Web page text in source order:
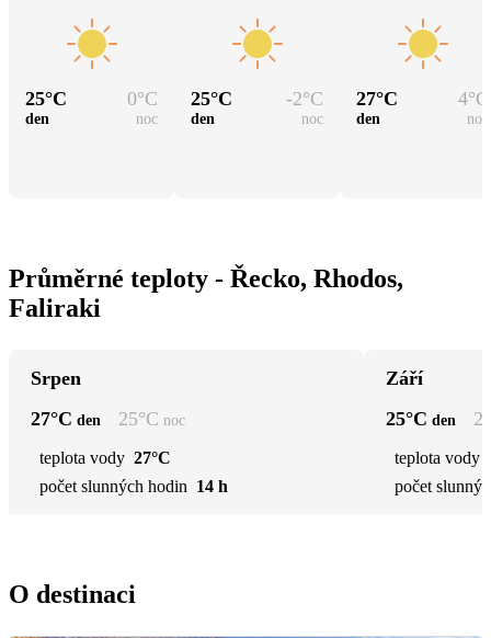
25°C 0°C
den noc
25°C -2°C
den noc
27°C 4°C
den noc
Průměrné teploty - Řecko, Rhodos,
Faliraki
Srpen
27°C den 25°C noc
teplota vody 27°C
počet slunných hodin 14 h
Září
25°C den
teplota vody
počet
O destinaci